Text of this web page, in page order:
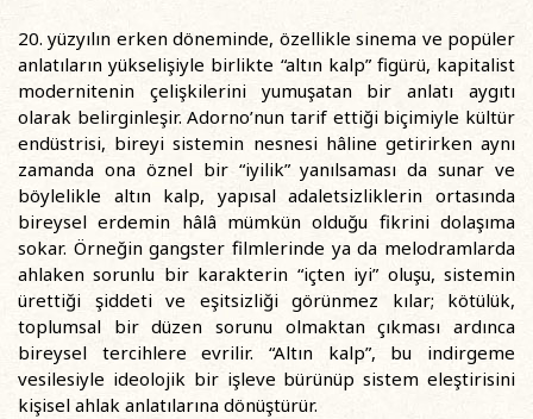
20. yüzyılın erken döneminde, özellikle sinema ve popüler
anlatıların yükselişiyle birlikte “altın kalp” figürü, kapitalist
modernitenin çelişkilerini yumuşatan bir anlatı aygıtı
olarak belirginleşir. Adorno’nun tarif ettiği biçimiyle kültür
endüstrisi, bireyi sistemin nesnesi hâline getirirken aynı
zamanda ona öznel bir “iyilik” yanılsaması da sunar ve
böylelikle altın kalp, yapısal adaletsizliklerin ortasında
bireysel erdemin hâlâ mümkün olduğu fikrini dolaşıma
sokar. Örneğin gangster filmlerinde ya da melodramlarda
ahlaken sorunlu bir karakterin “içten iyi” oluşu, sistemin
ürettiği şiddeti ve eşitsizliği görünmez kılar; kötülük,
toplumsal bir düzen sorunu olmaktan çıkması ardınca
bireysel tercihlere evrilir. “Altın kalp”, bu indirgeme
vesilesiyle ideolojik bir işleve bürünüp sistem eleştirisini
kişisel ahlak anlatılarına dönüştürür.